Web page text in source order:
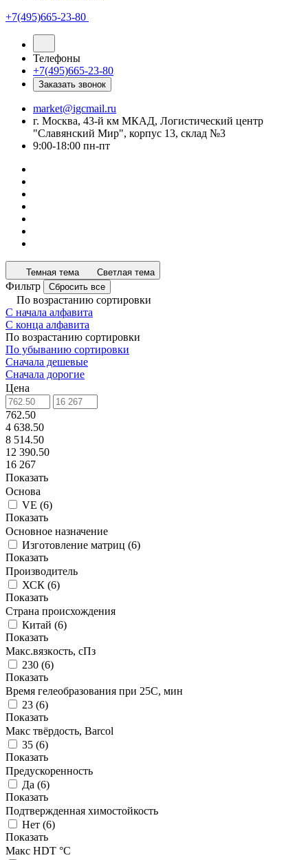
+7(495)665-23-80
Телефоны
+7(495)665-23-80
Заказать звонок
market@igcmail.ru
г. Москва, 43-й км МКАД, Логистический центр
"Славянский Мир", корпус 13, склад №3
9:00-18:00 пн-пт
Темная тема Светлая тема
Фильтр Сбросить все
По возрастанию сортировки
С начала алфавита
С конца алфавита
По возрастанию сортировки
По убыванию сортировки
Сначала дешевые
Сначала дорогие
Цена
762.50
4 638.50
8 514.50
12 390.50
16 267
Показать
Основа
VE (6)
Показать
Основное назначение
Изготовление матриц (6)
Показать
Производитель
ХСК (6)
Показать
Страна происхождения
Китай (6)
Показать
Макс.вязкoсть, сПз
230 (6)
Показать
Время гелеобразования при 25С, мин
23 (6)
Показать
Макс твёрдость, Barcol
35 (6)
Показать
Предускоренность
Да (6)
Показать
Подтвержденная химостойкость
Нет (6)
Показать
Макс HDT °С